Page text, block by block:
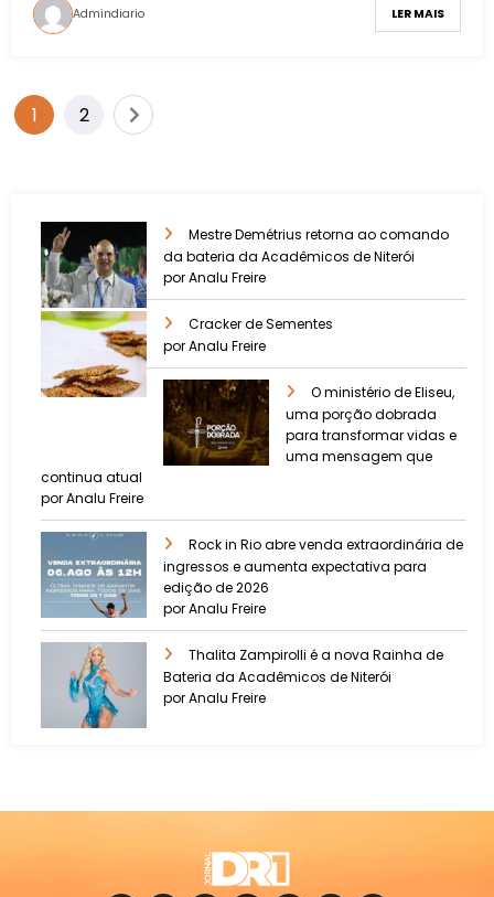
Admindiario LER MAIS
1 2
Mestre Demétrius retorna ao comando
da bateria da Acadêmicos de Niterói
por Analu Freire
Cracker de Sementes
por Analu Freire
O ministério de Eliseu,
uma porção dobrada
para transformar vidas e
uma mensagem que
continua atual
por Analu Freire
Rock in Rio abre venda extraordinária de
ingressos e aumenta expectativa para
edição de 2026
por Analu Freire
Thalita Zampirolli é a nova Rainha de
Bateria da Acadêmicos de Niterói
por Analu Freire